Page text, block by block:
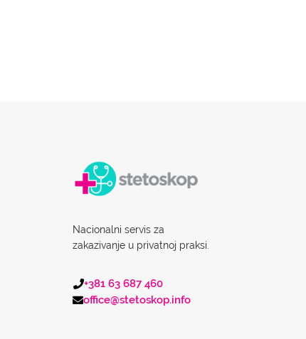
Nacionalni servis za
zakazivanje u privatnoj praksi.
+381 63 687 460
office@stetoskop.info